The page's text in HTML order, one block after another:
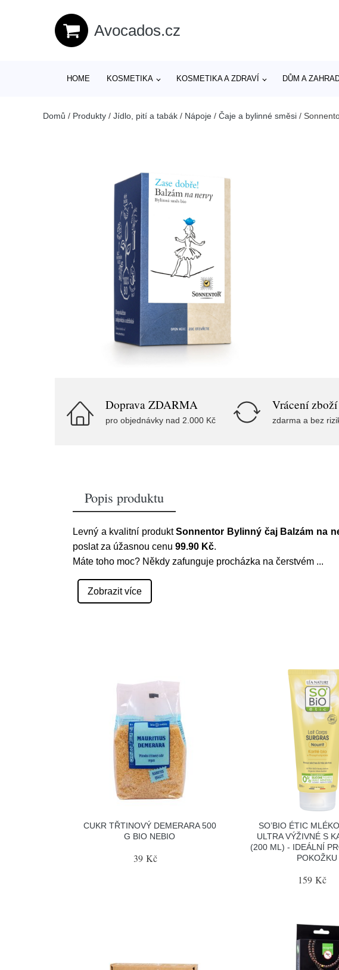
Avocados.cz
HOME KOSMETIKA KOSMETIKA A ZDRAVÍ DŮM A
Domů / Produkty / Jídlo, pití a tabák / Nápoje / Čaje a bylinné směsi /
Doprava ZDARMA
pro objednávky nad 2.000 Kč
Vrácení
zdarma a bez
Popis produktu
Levný a kvalitní produktSonnentor Bylinný čaj Balzám na
poslat za úžasnou cenu 99.90 Kč.
Máte toho moc? Někdy zafunguje procházka na čerstvém ...
Zobrazit více
CUKR TŘTINOVÝ DEMERARA 500
G BIO NEBIO
39 Kč
SO’BIO ÉTIC
ULTRA VÝŽIVNÉ S
(200 ML) - IDEÁLNÍ
POKOŽKU
159 Kč